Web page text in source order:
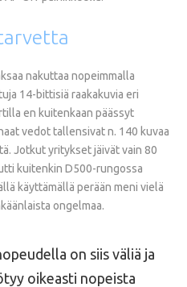
nakuttaa nopeimmalla
14-bittisiä raakakuvia eri
en kuitenkaan päässyt
vedot tallensivat n. 140 kuvaa
Jotkut yritykset jäivät vain 80
kuitenkin D500-rungossa
käyttämällä perään meni vielä
ongelmaa.
on siis väliä ja
oikeasti nopeista